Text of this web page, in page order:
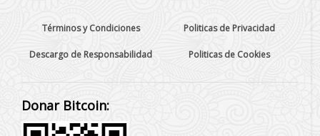
Términos y Condiciones Politicas de Privacidad
Descargo de Responsabilidad Politicas de Cookies
Donar Bitcoin: